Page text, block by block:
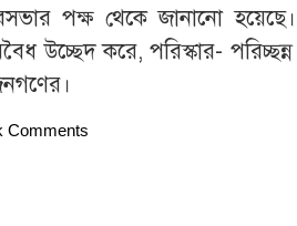
পক্ষ থেকে জানানো
উচ্ছেদ করে, পরিস্কার-
Comments